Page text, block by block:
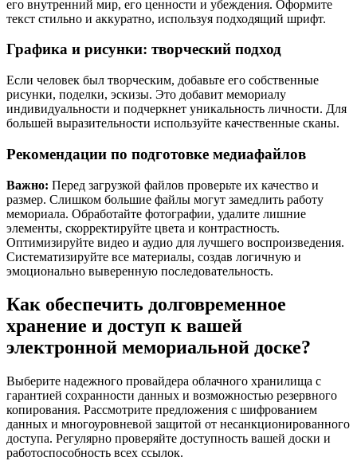
его внутренний мир, его ценности и убеждения. Оформите
текст стильно и аккуратно, используя подходящий шрифт.
Графика и рисунки: творческий подход
Если человек был творческим, добавьте его собственные
рисунки, поделки, эскизы. Это добавит мемориалу
индивидуальности и подчеркнет уникальность личности. Для
большей выразительности используйте качественные сканы.
Рекомендации по подготовке медиафайлов
Важно: Перед загрузкой файлов проверьте их качество и
размер. Слишком большие файлы могут замедлить работу
мемориала. Обработайте фотографии, удалите лишние
элементы, скорректируйте цвета и контрастность.
Оптимизируйте видео и аудио для лучшего воспроизведения.
Систематизируйте все материалы, создав логичную и
эмоционально выверенную последовательность.
Как обеспечить долговременное
хранение и доступ к вашей
электронной мемориальной доске?
Выберите надежного провайдера облачного хранилища с
гарантией сохранности данных и возможностью резервного
копирования. Рассмотрите предложения с шифрованием
данных и многоуровневой защитой от несанкционированного
доступа. Регулярно проверяйте доступность вашей доски и
работоспособность всех ссылок.